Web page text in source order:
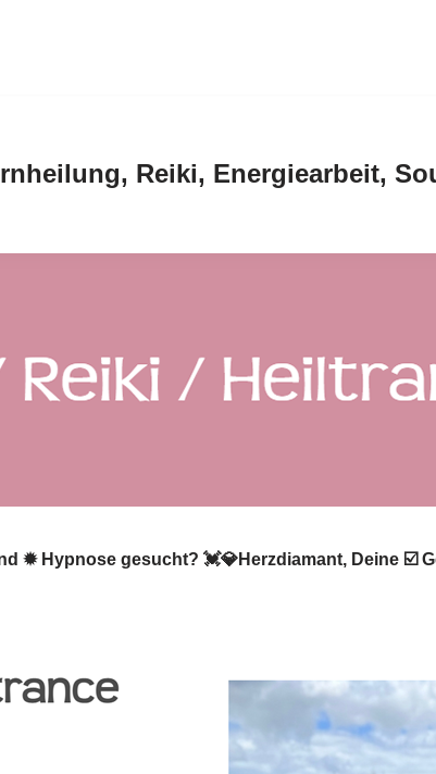
Reiki, Energiearbeit,
✹ Hypnose gesucht? 💓️💎Herzdiamant, Deine ☑️